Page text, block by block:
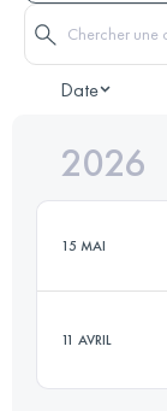
Date
2026
15 MAI
11 AVRIL